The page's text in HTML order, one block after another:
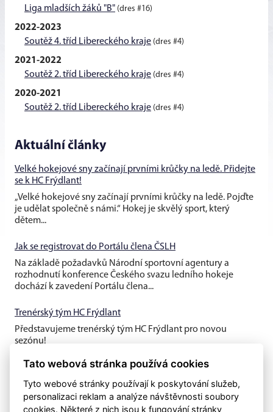
Liga mladších žáků "B" (dres #16)
2022-2023
Soutěž 4. tříd Libereckého kraje (dres #4)
2021-2022
Soutěž 2. tříd Libereckého kraje (dres #4)
2020-2021
Soutěž 2. tříd Libereckého kraje (dres #4)
Aktuální články
Velké hokejové sny začínají prvními krůčky na ledě. Přidejte
se k HC Frýdlant!
„Velké hokejové sny začínají prvními krůčky na ledě. Pojďte
je udělat společně s námi.“ Hokej je skvělý sport, který
dětem...
Jak se registrovat do Portálu člena ČSLH
Na základě požadavků Národní sportovní agentury a
rozhodnutí konference Českého svazu ledního hokeje
dochází k zavedení Portálu člena...
Trenérský tým HC Frýdlant
Představujeme trenérský tým HC Frýdlant pro novou
sezónu!
Tato webová stránka používá cookies
Tyto webové stránky používají k poskytování služeb,
personalizaci reklam a analýze návštěvnosti soubory
cookies. Některé z nich jsou k fungování stránky